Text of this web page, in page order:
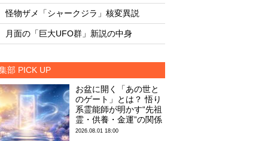
・
怪物ザメ「シャークジラ」核変異説
・
月面の「巨大UFO群」新説の中身
部 PICK UP
お盆に開く「あの世と
のゲート」とは？ 悟り
系霊能師が明かす“先祖
霊・供養・金運”の関係
2026.08.01 18:00